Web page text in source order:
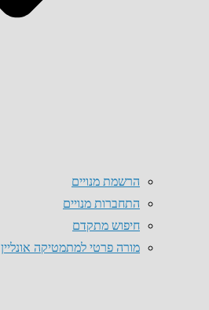
הרשמת מנויים
התחברות מנויים
חיפוש מתקדם
מורה פרטי למתמטיקה אונליין